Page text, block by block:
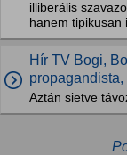
illiberális
hanem tipikusan
Hír TV Bogi,
propagandista,
Aztán sietve